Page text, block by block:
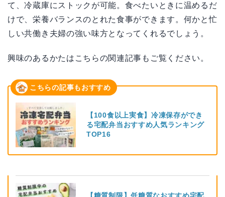
て、冷蔵庫にストックが可能。食べたいときに温めるだ
けで、栄養バランスのとれた食事ができます。何かと忙
しい共働き夫婦の強い味方となってくれるでしょう。
興味のあるかたはこちらの関連記事もご覧ください。
こちらの記事もおすすめ
【100食以上実食】冷凍保存ができ
る宅配弁当おすすめ人気ランキング
TOP16